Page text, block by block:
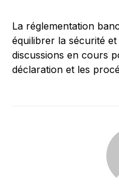
La réglementation
équilibrer la sécurité
discussions en cours
déclaration et les